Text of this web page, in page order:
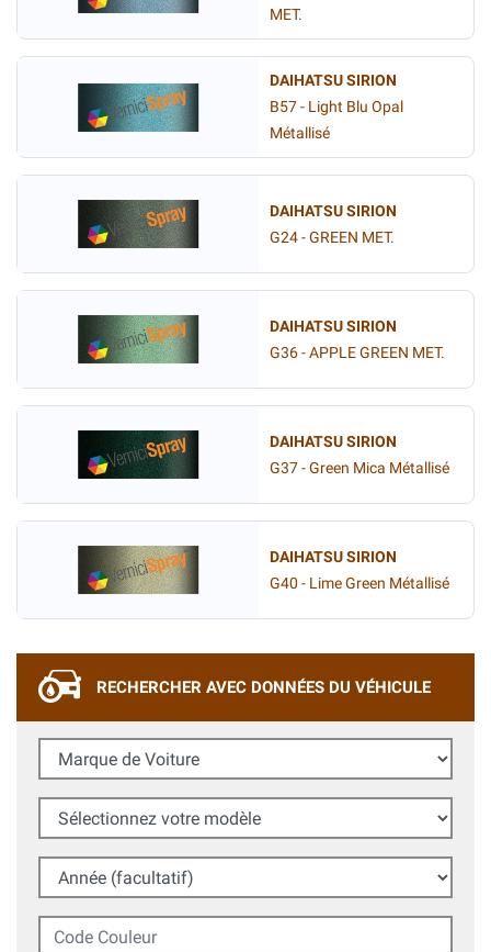
MET.
DAIHATSU SIRION
B57 - Light Blu Opal
Métallisé
DAIHATSU SIRION
G24 - GREEN MET.
DAIHATSU SIRION
G36 - APPLE GREEN MET.
DAIHATSU SIRION
G37 - Green Mica Métallisé
DAIHATSU SIRION
G40 - Lime Green Métallisé
RECHERCHER AVEC DONNÉES DU VÉHICULE
Marque de Voiture
Sélectionnez votre modèle
Année (facultatif)
Code Couleur